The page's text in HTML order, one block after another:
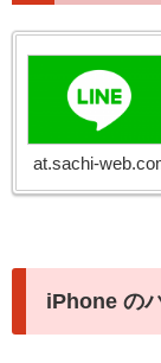
at.sachi-
iPhone の